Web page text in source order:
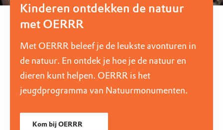
Kinderen ontdekken de natuur
met OERRR
Met OERRR beleef je de leukste avonturen in
de natuur. En ontdek je hoe je de natuur en
dieren kunt helpen. OERRR is het
jeugdprogramma van Natuurmonumenten.
Kom bij OERRR